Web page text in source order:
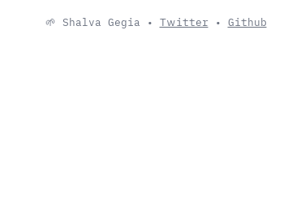
🌱 Shalva Gegia • Twitter • Github